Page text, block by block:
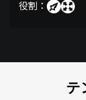
役割：
テ